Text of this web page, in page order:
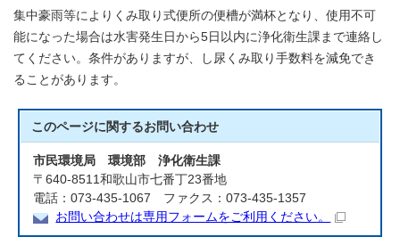
集中豪雨等によりくみ取り式便所の便槽が満杯となり、使用不可
能になった場合は水害発生日から5日以内に浄化衛生課まで連絡し
てください。条件がありますが、し尿くみ取り手数料を減免でき
ることがあります。
このページに関するお問い合わせ
市民環境局 環境部 浄化衛生課
〒640-8511和歌山市七番丁23番地
電話：073-435-1067 ファクス：073-435-1357
お問い合わせは専用フォームをご利用ください。